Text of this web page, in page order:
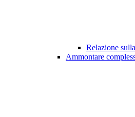
Relazione
Ammontare